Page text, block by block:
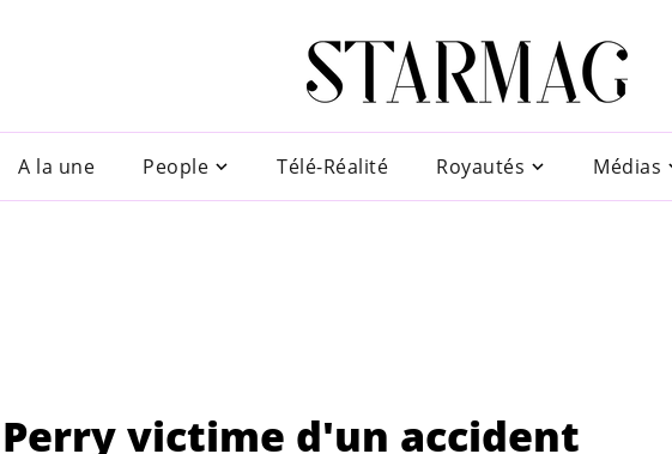
A la une People Télé-Réalité Royautés Médias
victime d'un accident